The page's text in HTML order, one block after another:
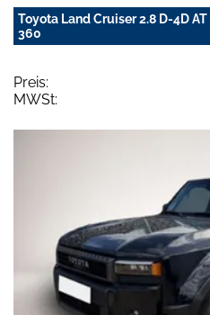
Toyota Land Cruiser 2.8 D-4D
360
Preis:
MWSt: